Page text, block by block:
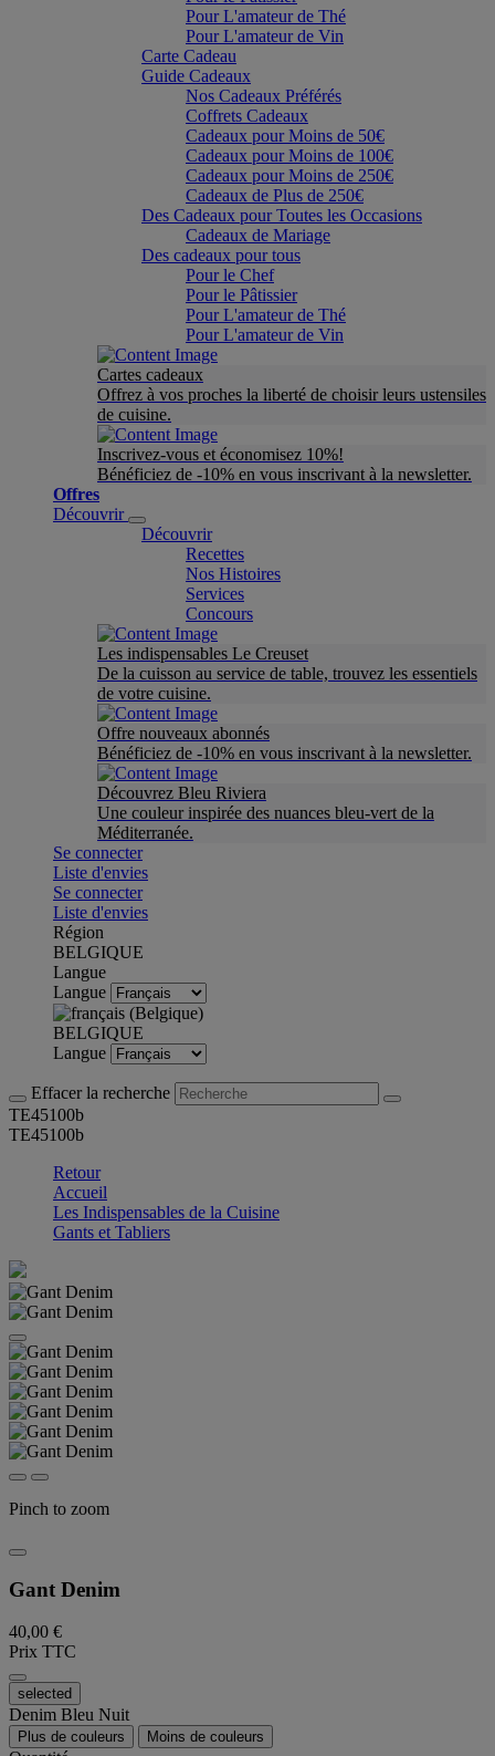
Pour L'amateur de Thé
Pour L'amateur de Vin
Carte Cadeau
Guide Cadeaux
Nos Cadeaux Préférés
Coffrets Cadeaux
Cadeaux pour Moins de 50€
Cadeaux pour Moins de 100€
Cadeaux pour Moins de 250€
Cadeaux de Plus de 250€
Des Cadeaux pour Toutes les Occasions
Cadeaux de Mariage
Des cadeaux pour tous
Pour le Chef
Pour le Pâtissier
Pour L'amateur de Thé
Pour L'amateur de Vin
Cartes cadeaux
Offrez à vos proches la liberté de choisir leurs ustensiles
de cuisine.
Inscrivez-vous et économisez 10%!
Bénéficiez de -10% en vous inscrivant à la newsletter.
Offres
Découvrir
Découvrir
Recettes
Nos Histoires
Services
Concours
Les indispensables Le Creuset
De la cuisson au service de table, trouvez les essentiels
de votre cuisine.
Offre nouveaux abonnés
Bénéficiez de -10% en vous inscrivant à la newsletter.
Découvrez Bleu Riviera
Une couleur inspirée des nuances bleu-vert de la
Méditerranée.
Se connecter
Liste d'envies
Se connecter
Liste d'envies
Région
BELGIQUE
Langue
Langue
BELGIQUE
Langue
Effacer la recherche
TE45100b
TE45100b
Retour
Accueil
Les Indispensables de la Cuisine
Gants et Tabliers
Pinch to zoom
Gant Denim
40,00 €
Prix TTC
selected
Denim Bleu Nuit
Plus de couleurs Moins de couleurs